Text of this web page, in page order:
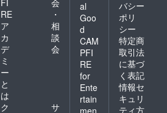
RE
ア
カ
デ
ミ
ー
と
は
・
相
談
会
ク
サ
al
Goo
d
CAM
PFI
RE
for
Ente
rtain
men
バシー
ポリ
シー
特定商
取引法
に基づ
く表記
情報セ
キュリ
ティ方